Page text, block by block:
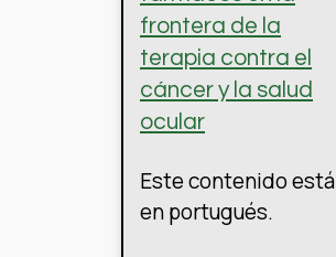
frontera de la
terapia contra el
cáncer y la salud
ocular
Este contenido está
en portugués.